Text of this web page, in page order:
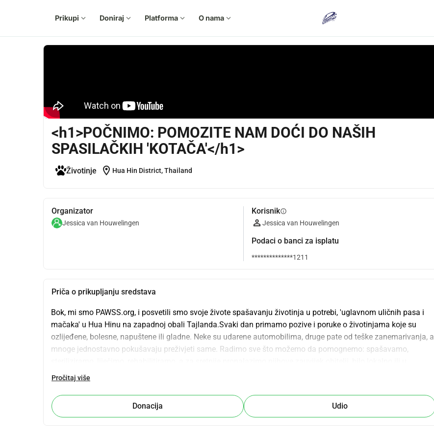
Prikupi expand_more Doniraj expand_more Platforma expand_more O nama expand_more
<h1>POČNIMO: POMOZITE NAM DOĆI DO NAŠIH
SPASILAČKIH 'KOTAČA'</h1>
Životinje location_on Hua Hin District, Thailand
Organizator
Jessica van Houwelingen
Korisnikinfo
Jessica van Houwelingen
Podaci o banci za isplatu
**************1211
Priča o prikupljanju sredstava
Bok, mi smo PAWSS.org, i posvetili smo svoje živote spašavanju životinja u potrebi, 'uglavnom uličnih pasa i
mačaka' u Hua Hinu na zapadnoj obali Tajlanda.Svaki dan primamo pozive i poruke o životinjama koje su
ozlijeđene, bolesne, napuštene ili gladne. Neke su udarene automobilima, druge pate od teške zanemarivanja, a
mnoge jednostavno pokušavaju preživjeti same. Radimo sve što možemo da pomognemo: spašavamo,
inozemstvu. No, postoji jedan ogroman izazov s kojim se suočavamo svaki dan: transport.Mnoge od životinja
blato, poplavljene su i gotovo nemoguće ih je prolaziti običnim vozilom. Otkako smo izgubili naš sponzorirani
kamion tijekom Covida 2023. godine, izuzetno je frustrirajuće imati ograničene mogućnosti na ono što je
Pročitaj više
Donacija Udio